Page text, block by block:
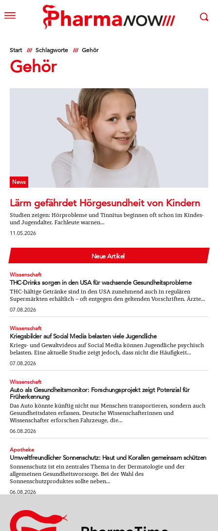
Start Schlagworte Gehör
Gehör
News
Lärm gefährdet Hörgesundheit von Kindern
Studien zeigen: Hörprobleme und Tinnitus beginnen oft schon im Kindes-
und Jugendalter. Fachleute warnen...
11.05.2026
Neue Artikel
Wissenschaft
THC-Drinks sorgen in den USA für wachsende Gesundheitsprobleme
THC-hältige Getränke sind in den USA zunehmend auch in regulären
Supermärkten erhältlich – oft entgegen den geltenden Vorschriften. Ärzte...
07.08.2026
Wissenschaft
Kriegsbilder auf Social Media belasten viele Jugendliche
Kriegs- und Gewaltvideos auf Social Media können Jugendliche psychisch
belasten. Eine aktuelle Studie zeigt jedoch, dass nicht die Häufigkeit...
07.08.2026
Wissenschaft
Auto als Gesundheitsmonitor: Forschungsprojekt zeigt Potenzial für
Früherkennung
Das Auto könnte künftig nicht nur Menschen transportieren, sondern auch
Gesundheitsdaten erfassen. Deutsche Wissenschafterinnen und
Wissenschafter erforschen Fahrzeuge, die...
06.08.2026
Apotheke
Umweltfreundlicher Sonnenschutz: Haut und Korallen gemeinsam schützen
Sonnenschutz ist ein zentrales Thema in der Dermatologie und der
allgemeinen Gesundheitsvorsorge. Bei der Wahl des
Sonnenschutzproduktes sollte neben...
06.08.2026